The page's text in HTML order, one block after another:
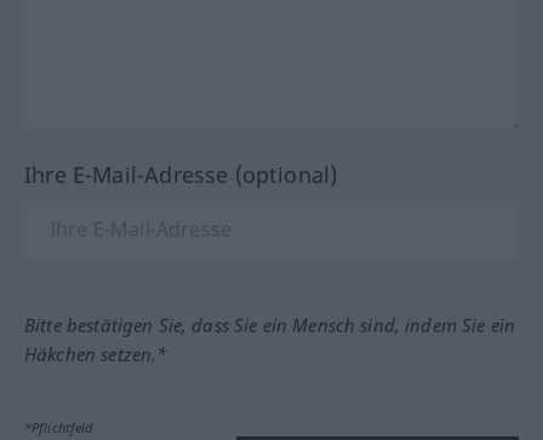
Ihre E-Mail-Adresse (optional)
Bitte bestätigen Sie, dass Sie ein Mensch sind, indem Sie ein
Häkchen setzen.*
*Pflichtfeld